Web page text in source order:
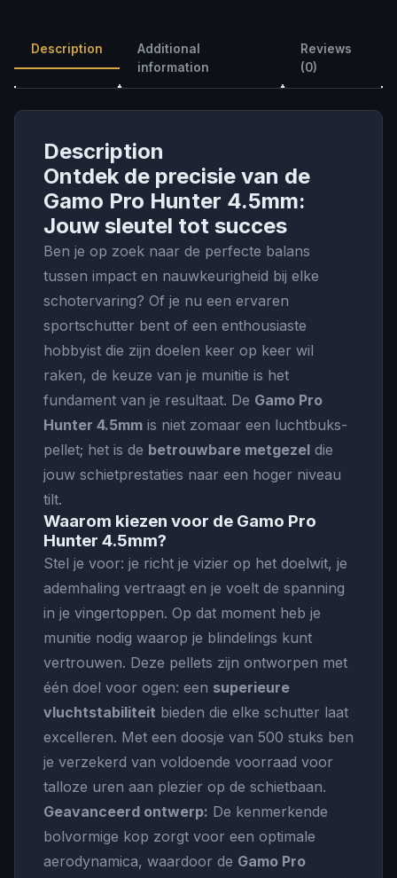
Description
Additional
information
Reviews
(0)
Description
Ontdek de precisie van de
Gamo Pro Hunter 4.5mm:
Jouw sleutel tot succes
Ben je op zoek naar de perfecte balans
tussen impact en nauwkeurigheid bij elke
schotervaring? Of je nu een ervaren
sportschutter bent of een enthousiaste
hobbyist die zijn doelen keer op keer wil
raken, de keuze van je munitie is het
fundament van je resultaat. De Gamo Pro
Hunter 4.5mm is niet zomaar een luchtbuks-
pellet; het is de betrouwbare metgezel die
jouw schietprestaties naar een hoger niveau
tilt.
Waarom kiezen voor de Gamo Pro
Hunter 4.5mm?
Stel je voor: je richt je vizier op het doelwit, je
ademhaling vertraagt en je voelt de spanning
in je vingertoppen. Op dat moment heb je
munitie nodig waarop je blindelings kunt
vertrouwen. Deze pellets zijn ontworpen met
één doel voor ogen: een superieure
vluchtstabiliteit bieden die elke schutter laat
excelleren. Met een doosje van 500 stuks ben
je verzekerd van voldoende voorraad voor
talloze uren aan plezier op de schietbaan.
Geavanceerd ontwerp: De kenmerkende
bolvormige kop zorgt voor een optimale
aerodynamica, waardoor de Gamo Pro